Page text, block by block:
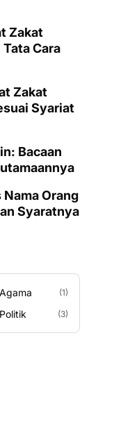
Zakat
Cara
Zakat
Syariat
Bacaan
Orang
Syaratnya
Agama (1)
Politik (3)